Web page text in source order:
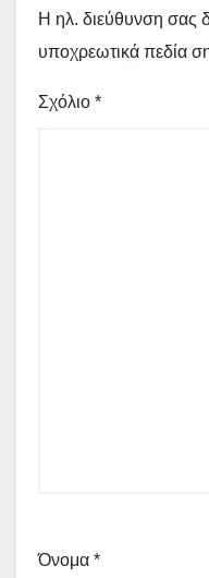
Η ηλ. διεύθυνση σας
υποχρεωτικά πεδία
Σχόλιο *
Όνομα *